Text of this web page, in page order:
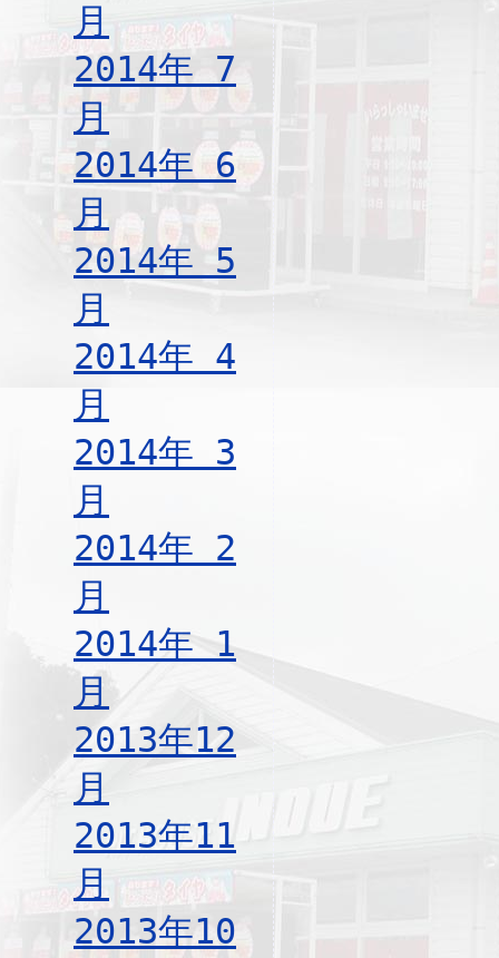
月
2014年 7
月
2014年 6
月
2014年 5
月
2014年 4
月
2014年 3
月
2014年 2
月
2014年 1
月
2013年12
月
2013年11
月
2013年10